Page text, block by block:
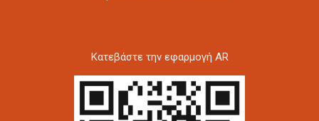
Kατεβάστε την εφαρμογή AR